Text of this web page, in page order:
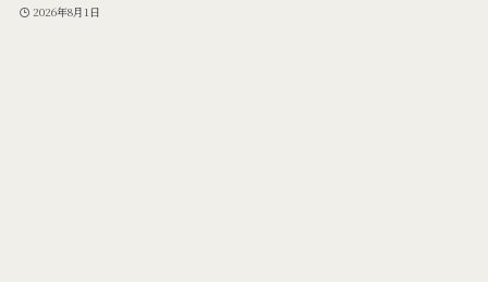
2026年8月1日